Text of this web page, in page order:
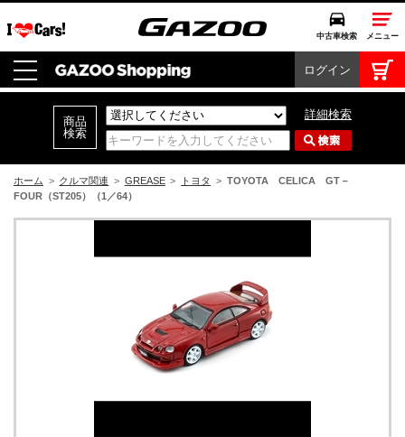
中古車検索 メニュー
中古車検索 クルマカタログ
クルマ情報
ログイン
詳細検索
ホーム > クルマ関連 > GREASE > トヨタ > TOYOTA CELICA GT－
FOUR（ST205）（1／64）